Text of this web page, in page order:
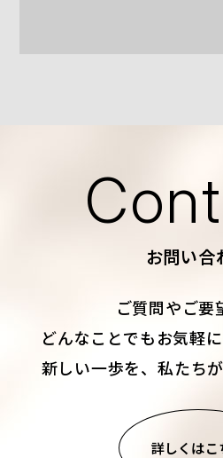
お問い合
ご質問やご要
どんなことでもお気軽
新しい一歩を、私たち
詳しくはこ